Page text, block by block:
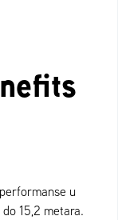
u
15,2 metara.